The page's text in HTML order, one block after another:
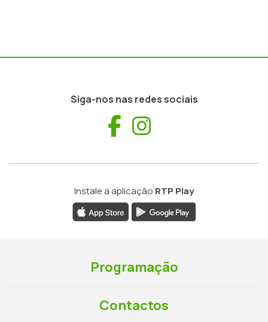
Siga-nos nas redes sociais
Facebook
Instale a aplicação RTP Play
Programação
Contactos